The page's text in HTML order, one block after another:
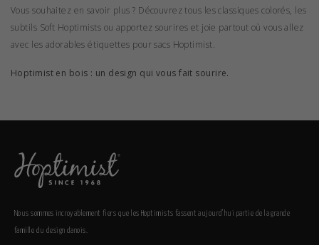
Vous souhaitez en savoir plus ? Découvrez tous lesclassiques colorés, les
subtils Soft Hoptimists ou apportez sourires et joie partout où vous allez
avec les adorablesétiquettes pour sacs Hoptimist.
Hoptimist en bois : un design qui vous fait sourire.
Nous sommes incroyablement fiers que les Hoptimists fassent aujourd’hui partie de la grande
famille du design danois.